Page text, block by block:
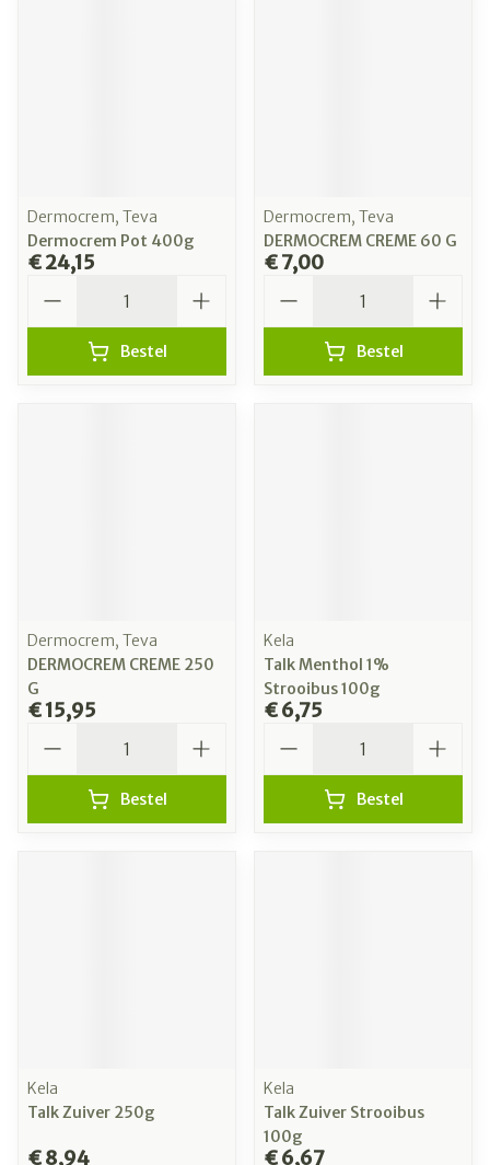
Dermocrem, Teva
Dermocrem Pot 400g
€ 24,15
Bestel
Dermocrem, Teva
DERMOCREM CREME 60 G
€ 7,00
Bestel
Dermocrem, Teva
DERMOCREM CREME 250
G
€ 15,95
Bestel
Kela
Talk Menthol 1%
Strooibus 100g
€ 6,75
Bestel
Kela
Talk Zuiver 250g
€ 8,94
Kela
Talk Zuiver Strooibus
100g
€ 6,67